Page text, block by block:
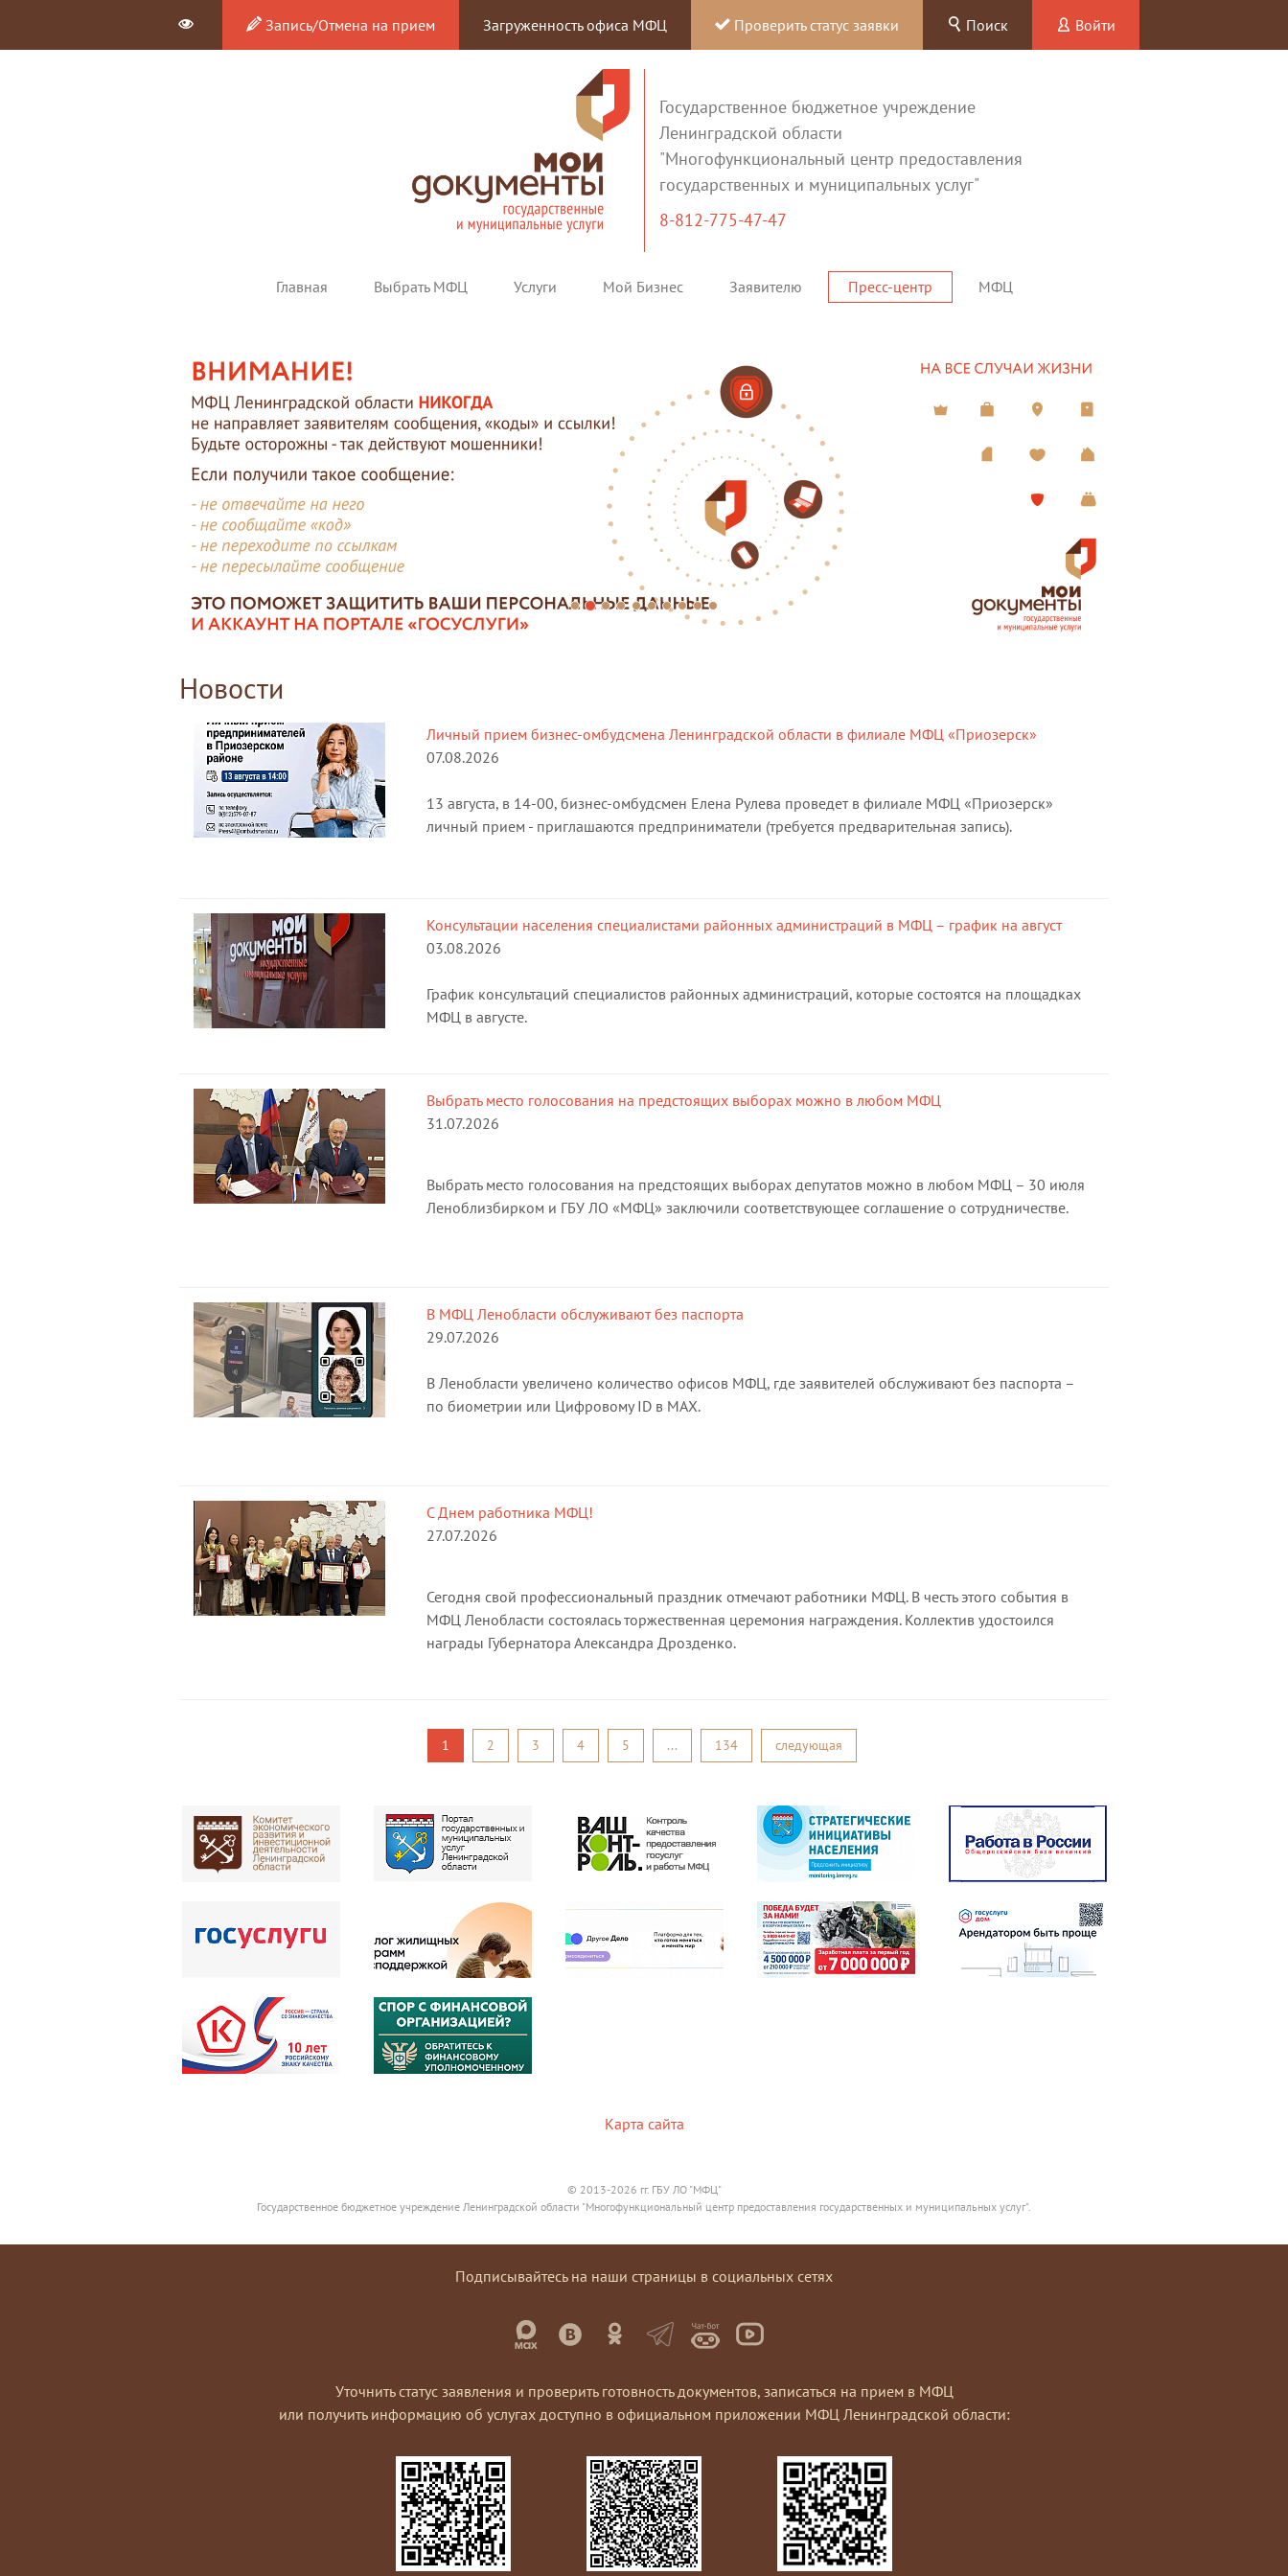
Запись/Отмена на прием Загруженность офиса МФЦ Проверить статус заявки Поиск Войти
Государственное бюджетное учреждение
Ленинградской области
"Многофункциональный центр предоставления
государственных и муниципальных услуг"
8-812-775-47-47
Главная Выбрать МФЦ Услуги Мой Бизнес Заявителю Пресс-центр МФЦ
Новости
Личный прием бизнес-омбудсмена Ленинградской области в филиале МФЦ «Приозерск»
07.08.2026
13 августа, в 14-00, бизнес-омбудсмен Елена Рулева проведет в филиале МФЦ «Приозерск»
личный прием - приглашаются предприниматели (требуется предварительная запись).
Консультации населения специалистами районных администраций в МФЦ – график на август
03.08.2026
График консультаций специалистов районных администраций, которые состоятся на площадках
МФЦ в августе.
Выбрать место голосования на предстоящих выборах можно в любом МФЦ
31.07.2026
Выбрать место голосования на предстоящих выборах депутатов можно в любом МФЦ – 30 июля
Леноблизбирком и ГБУ ЛО «МФЦ» заключили соответствующее соглашение о сотрудничестве.
В МФЦ Ленобласти обслуживают без паспорта
29.07.2026
В Ленобласти увеличено количество офисов МФЦ, где заявителей обслуживают без паспорта –
по биометрии или Цифровому ID в МАХ.
С Днем работника МФЦ!
27.07.2026
Сегодня свой профессиональный праздник отмечают работники МФЦ. В честь этого события в
МФЦ Ленобласти состоялась торжественная церемония награждения. Коллектив удостоился
награды Губернатора Александра Дрозденко.
1 2 3 4 5 ... 134 следующая
Карта сайта
© 2013-2026 гг. ГБУ ЛО "МФЦ"
Государственное бюджетное учреждение Ленинградской области "Многофункциональный центр предоставления государственных и муниципальных услуг".
Подписывайтесь на наши страницы в социальных сетях
Уточнить статус заявления и проверить готовность документов, записаться на прием в МФЦ
или получить информацию об услугах доступно в официальном приложении МФЦ Ленинградской области: